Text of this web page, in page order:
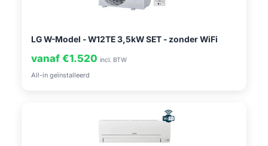
LG W-Model - W12TE 3,5kW SET - zonder WiFi
vanaf €1.520 incl. BTW
All-in geïnstalleerd